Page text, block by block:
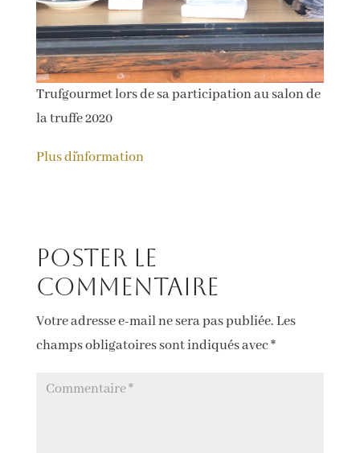
Trufgourmet lors de sa participation au salon de
la truffe 2020
Plus d´information
Poster le
commentaire
Votre adresse e-mail ne sera pas publiée.Les
champs obligatoires sont indiqués avec*